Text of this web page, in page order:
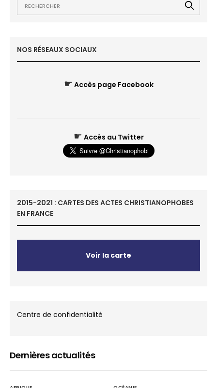
NOS RÉSEAUX SOCIAUX
☛ Accès page Facebook
☛ Accès au Twitter
2015-2021 : CARTES DES ACTES CHRISTIANOPHOBES
EN FRANCE
Voir la carte
Centre de confidentialité
Dernières actualités